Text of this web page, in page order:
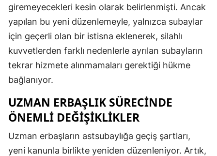
giremeyecekleri kesin olarak belirlenmişti. Ancak
yapılan bu yeni düzenlemeyle, yalnızca subaylar
için geçerli olan bir istisna eklenerek, silahlı
kuvvetlerden farklı nedenlerle ayrılan subayların
tekrar hizmete alınmamaları gerektiği hükme
bağlanıyor.
UZMAN ERBAŞLIK SÜRECINDE
ÖNEMLI DEĞIŞIKLIKLER
Uzman erbaşların astsubaylığa geçiş şartları,
yeni kanunla birlikte yeniden düzenleniyor. Artık,